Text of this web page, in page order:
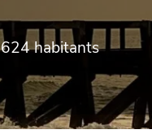
624 habitants